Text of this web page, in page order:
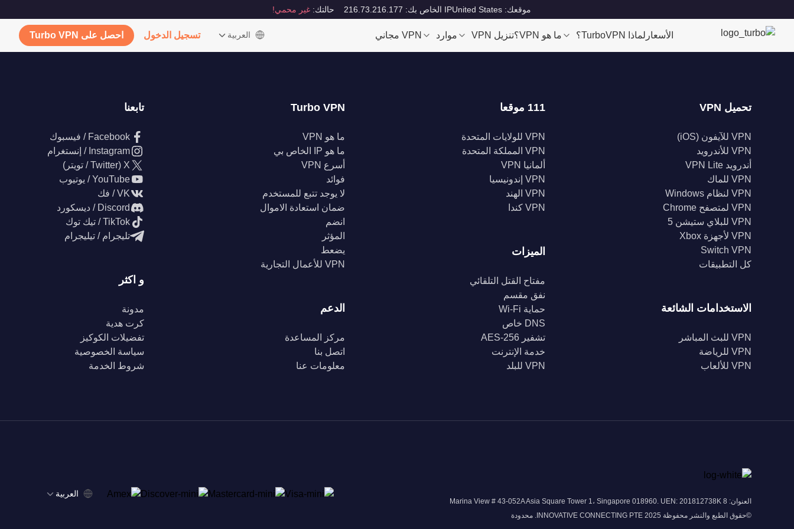
موقعك: United States IP الخاص بك: 216.73.216.177 حالتك: غير محمي!
الأسعار لماذا TurboVPN؟ ما هو VPN؟ تنزيل VPN موارد VPN مجاني ‫العربية تسجيل الدخول احصل على Turbo VPN
تحميل VPN
VPN للآيفون (iOS)
VPN للأندرويد
أندرويد VPN Lite
VPN للماك
VPN لنظام Windows
VPN لمتصفح Chrome
VPN للبلاي ستيشن 5
VPN لأجهزة Xbox
Switch VPN
كل التطبيقات
الاستخدامات الشائعة
VPN للبث المباشر
VPN للرياضة
VPN للألعاب
111 موقعا
VPN للولايات المتحدة
VPN المملكة المتحدة
ألمانيا VPN
VPN إندونيسيا
VPN الهند
VPN كندا
الميزات
مفتاح القتل التلقائي
نفق مقسم
حماية Wi-Fi
DNS خاص
تشفير AES-256
خدمة الإنترنت
VPN للبلد
Turbo VPN
ما هو VPN
ما هو IP الخاص بي
أسرع VPN
فوائد
لا يوجد تتبع للمستخدم
ضمان استعادة الاموال
انضم
المؤثر
يضعط
VPN للأعمال التجارية
الدعم
مركز المساعدة
اتصل بنا
معلومات عنا
تابعنا
Facebook / فيسبوك
Instagram / إنستغرام
X (Twitter / تويتر)
YouTube / يوتيوب
VK / فك
Discord / ديسكورد
TikTok / تيك توك
تليجرام / تيليجرام
و اكثر
مدونة
كرت هدية
تفضيلات الكوكيز
سياسة الخصوصية
شروط الخدمة
العنوان: 8 Marina View # 43-052A Asia Square Tower 1، Singapore 018960. UEN: 201812738K
©حقوق الطبع والنشر محفوظة 2025 INNOVATIVE CONNECTING PTE. محدودة
‫العربية